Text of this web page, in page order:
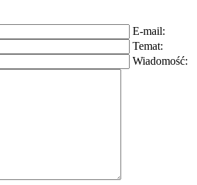
E-mail:
Temat:
Wiadomość: